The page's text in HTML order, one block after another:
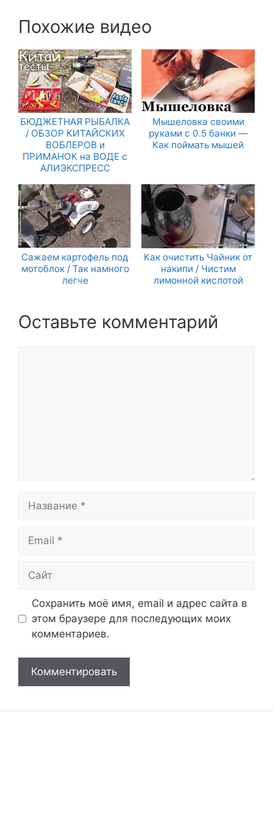
Похожие видео
БЮДЖЕТНАЯ РЫБАЛКА
/ ОБЗОР КИТАЙСКИХ
ВОБЛЕРОВ и
ПРИМАНОК на ВОДЕ с
АЛИЭКСПРЕСС
Мышеловка своими
руками с 0.5 банки —
Как поймать мышей
Сажаем картофель под
мотоблок / Так намного
легче
Как очистить Чайник от
накипи / Чистим
лимонной кислотой
Оставьте комментарий
Название
Email
Сайт
Сохранить моё имя, email и адрес сайта в
этом браузере для последующих моих
комментариев.